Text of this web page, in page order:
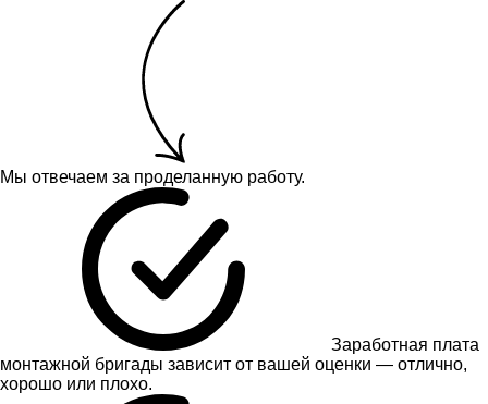
Мы отвечаем за проделанную работу.
Заработная плата
монтажной бригады зависит от вашей оценки — отлично,
хорошо или плохо.